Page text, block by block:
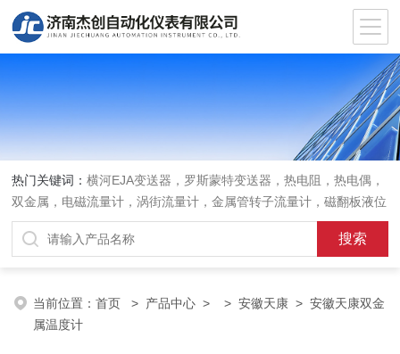
热门关键词：横河EJA变送器，罗斯蒙特变送器，热电阻，热电偶，
双金属，电磁流量计，涡街流量计，金属管转子流量计，磁翻板液位
计，超声波液位计
当前位置：首页 > 产品中心 > >安徽天康 > 安徽天康双金
属温度计